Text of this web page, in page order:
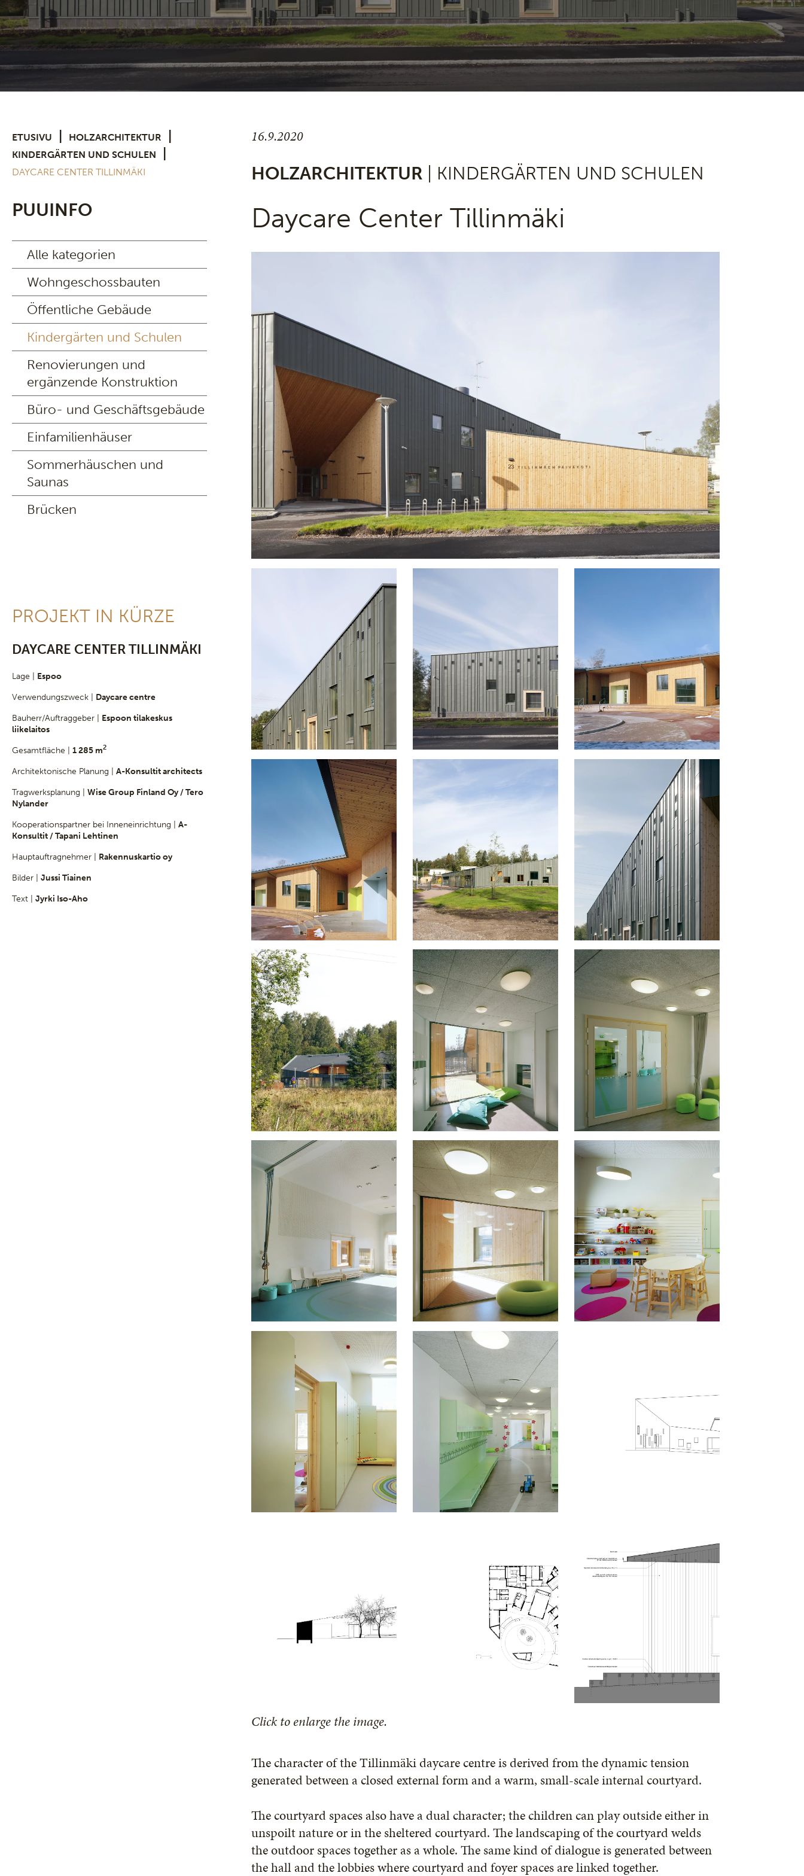
ETUSIVU HOLZARCHITEKTUR
KINDERGÄRTEN UND SCHULEN
DAYCARE CENTER TILLINMÄKI
PUUINFO
Alle kategorien
Wohngeschossbauten
Öffentliche Gebäude
Kindergärten und Schulen
Renovierungen und
ergänzende Konstruktion
Büro- und Geschäftsgebäude
Einfamilienhäuser
Sommerhäuschen und
Saunas
Brücken
PROJEKT IN KÜRZE
DAYCARE CENTER TILLINMÄKI
Lage | Espoo
Verwendungszweck | Daycare centre
Bauherr/Auftraggeber | Espoon tilakeskus
liikelaitos
Gesamtfläche | 1 285 m2
Architektonische Planung | A-Konsultit architects
Tragwerksplanung | Wise Group Finland Oy / Tero
Nylander
Kooperationspartner bei Inneneinrichtung | A-
Konsultit / Tapani Lehtinen
Hauptauftragnehmer | Rakennuskartio oy
Bilder | Jussi Tiainen
Text | Jyrki Iso-Aho
16.9.2020
HOLZARCHITEKTUR | KINDERGÄRTEN UND SCHULEN
Daycare Center Tillinmäki
Click to enlarge the image.
The character of the Tillinmäki daycare centre is derived from the dynamic tension
generated between a closed external form and a warm, small-scale internal courtyard.
The courtyard spaces also have a dual character; the children can play outside either in
unspoilt nature or in the sheltered courtyard. The landscaping of the courtyard welds
the outdoor spaces together as a whole. The same kind of dialogue is generated between
the hall and the lobbies where courtyard and foyer spaces are linked together.